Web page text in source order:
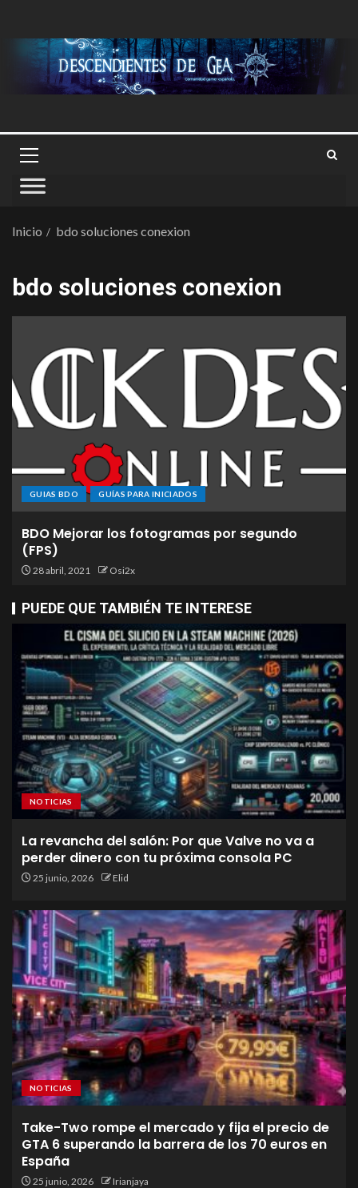
Inicio bdo soluciones conexion
bdo soluciones conexion
GUIAS BDO GUÍAS PARA INICIADOS
BDO Mejorar los fotogramas por segundo
(FPS)
28 abril, 2021 Osi2x
PUEDE QUE TAMBIÉN TE INTERESE
NOTICIAS
La revancha del salón: Por que Valve no va a
perder dinero con tu próxima consola PC
25 junio, 2026 Elid
NOTICIAS
Take-Two rompe el mercado y fija el precio de
GTA 6 superando la barrera de los 70 euros en
España
25 junio, 2026 Irianjaya